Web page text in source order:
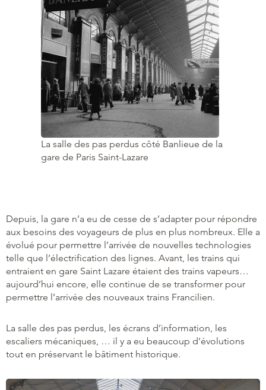
La salle des pas perdus côté Banlieue de la
gare de Paris Saint-Lazare
Depuis, la gare n’a eu de cesse de s’adapter pour répondre
aux besoins des voyageurs de plus en plus nombreux. Elle a
évolué pour permettre l’arrivée de nouvelles technologies
telle que l’électrification des lignes. Avant, les trains qui
entraient en gare Saint Lazare étaient des trains vapeurs…
aujourd’hui encore, elle continue de se transformer pour
permettre l’arrivée des nouveaux trains Francilien.
La salle des pas perdus, les écrans d’information, les
escaliers mécaniques, … il y a eu beaucoup d’évolutions
tout en préservant le bâtiment historique.